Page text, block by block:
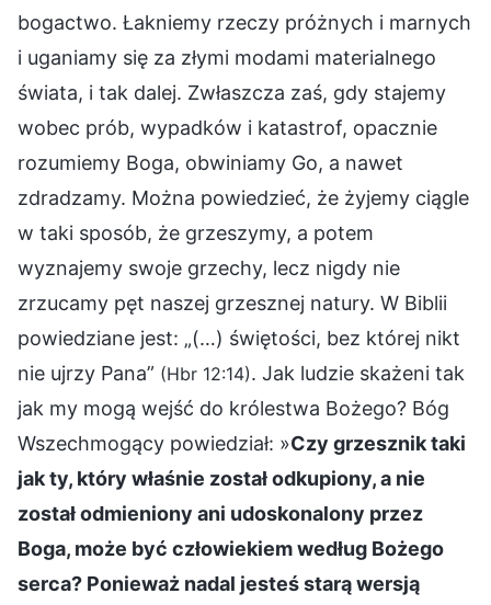
bogactwo. Łakniemy rzeczy próżnych i marnych
i uganiamy się za złymi modami materialnego
świata, i tak dalej. Zwłaszcza zaś, gdy stajemy
wobec prób, wypadków i katastrof, opacznie
rozumiemy Boga, obwiniamy Go, a nawet
zdradzamy. Można powiedzieć, że żyjemy ciągle
w taki sposób, że grzeszymy, a potem
wyznajemy swoje grzechy, lecz nigdy nie
zrzucamy pęt naszej grzesznej natury. W Biblii
powiedziane jest: „(…) świętości, bez której nikt
nie ujrzy Pana” (Hbr 12:14). Jak ludzie skażeni tak
jak my mogą wejść do królestwa Bożego? Bóg
Wszechmogący powiedział: »Czy grzesznik taki
jak ty, który właśnie został odkupiony, a nie
został odmieniony ani udoskonalony przez
Boga, może być człowiekiem według Bożego
serca? Ponieważ nadal jesteś starą wersją